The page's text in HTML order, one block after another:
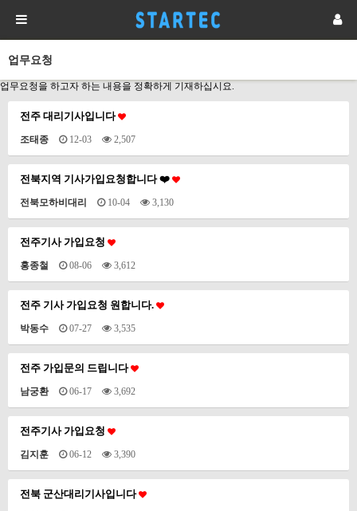
업무요청
업무요청을 하고자 하는 내용을 정확하게 기재하십시요.
전주 대리기사입니다
조태종 12-03 2,507
전북지역 기사가입요청합니다 ❤️
전북모하비대리 10-04 3,130
전주기사 가입요청
홍종철 08-06 3,612
전주 기사 가입요청 원합니다.
박동수 07-27 3,535
전주 가입문의 드립니다
남궁환 06-17 3,692
전주기사 가입요청
김지훈 06-12 3,390
전북 군산대리기사입니다